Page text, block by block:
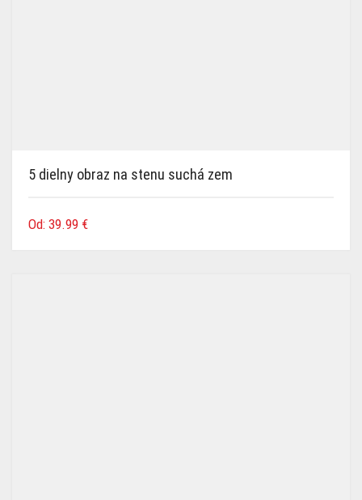
5 dielny obraz na stenu suchá zem
Od: 39.99 €